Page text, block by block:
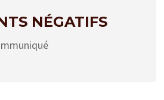
NÉGATIFS